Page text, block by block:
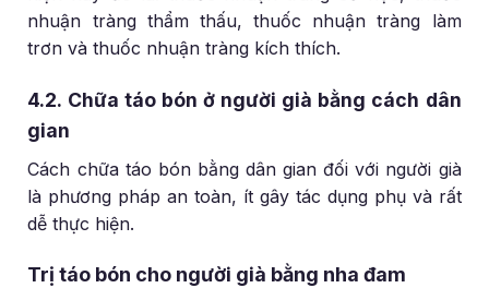
nhuận tràng thẩm thấu, thuốc nhuận tràng làm
trơn và thuốc nhuận tràng kích thích.
4.2. Chữa táo bón ở người già bằng cách dân
gian
Cách chữa táo bón bằng dân gian đối với người già
là phương pháp an toàn, ít gây tác dụng phụ và rất
dễ thực hiện.
Trị táo bón cho người già bằng nha đam